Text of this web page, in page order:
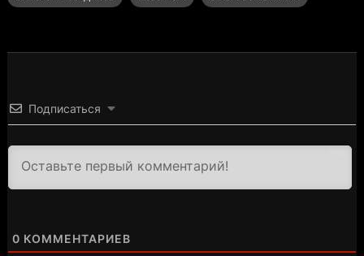
Подписаться
0 КОММЕНТАРИЕВ